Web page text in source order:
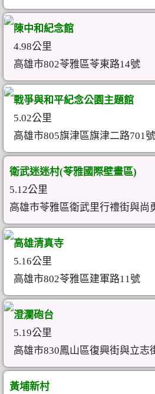
陳中和紀念館
4.98公里
高雄市802苓雅區苓東路14號
戰爭與和平紀念公園主題館
5.02公里
高雄市805旗津區旗津二路701號
衛武迷迷村(苓雅國際壁畫區)
5.12公里
高雄市苓雅區衛武里行禮街與尚
高雄清真寺
5.16公里
高雄市802苓雅區建軍路11號
澄瀾砲台
5.19公里
高雄市830鳳山區復興街與立志
黃埔新村